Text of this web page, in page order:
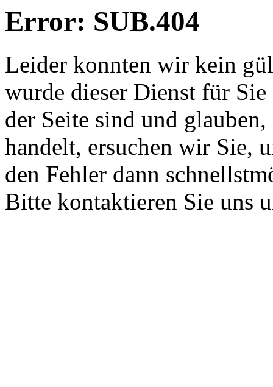
Error: SUB.404
Leider konnten wir kein
wurde dieser Dienst für
der Seite sind und
handelt, ersuchen wir Sie,
den Fehler dann
Bitte kontaktieren Sie uns